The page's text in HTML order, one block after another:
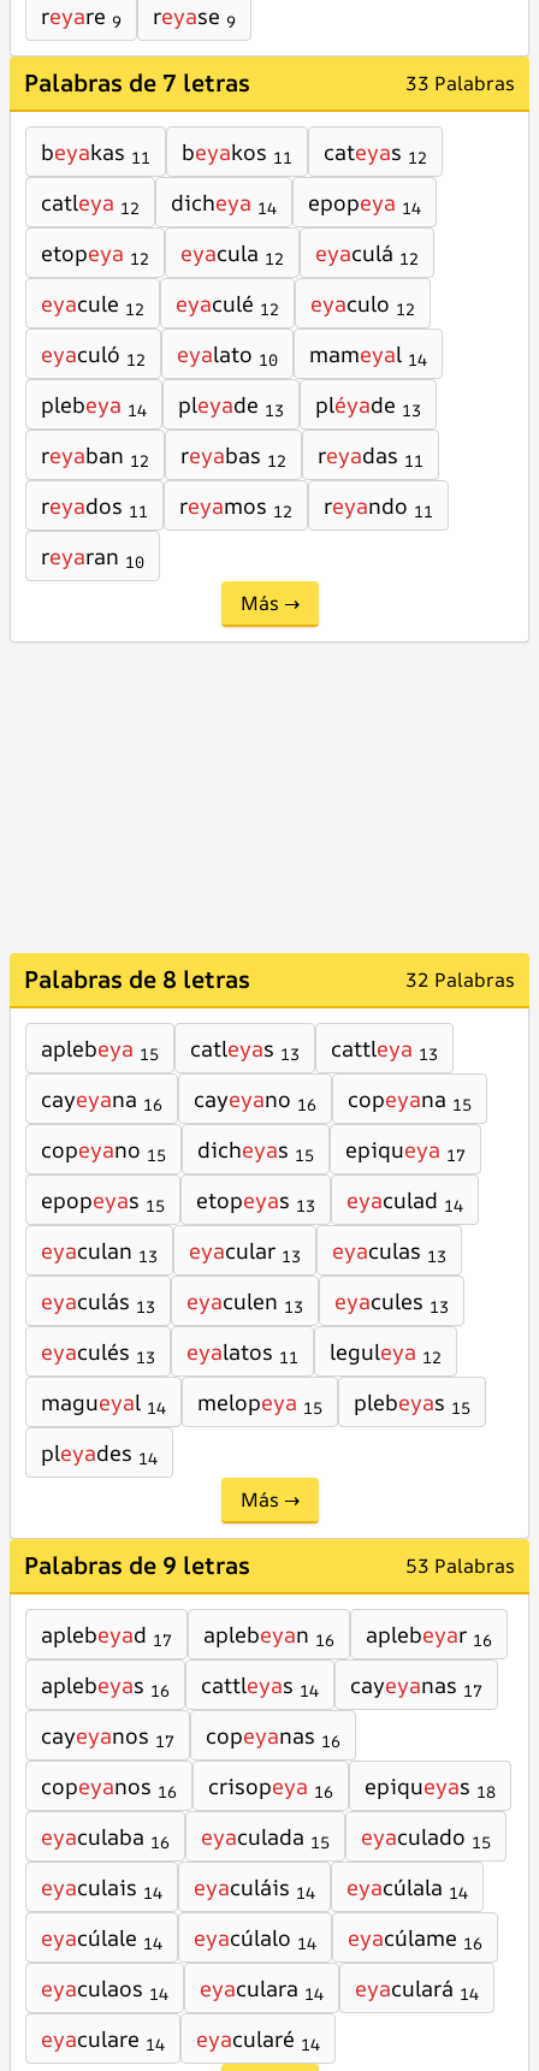
reyare 9 reyase 9
Palabras de 7 letras 33 Palabras
beyakas 11 beyakos 11 cateyas 12
catleya 12 dicheya 14 epopeya 14
etopeya 12 eyacula 12 eyaculá 12
eyacule 12 eyaculé 12 eyaculo 12
eyaculó 12 eyalato 10 mameyal 14
plebeya 14 pleyade 13 pléyade 13
reyaban 12 reyabas 12 reyadas 11
reyados 11 reyamos 12 reyando 11
reyaran 10
Más →
Palabras de 8 letras 32 Palabras
aplebeya 15 catleyas 13 cattleya 13
cayeyana 16 cayeyano 16 copeyana 15
copeyano 15 dicheyas 15 epiqueya 17
epopeyas 15 etopeyas 13 eyaculad 14
eyaculan 13 eyacular 13 eyaculas 13
eyaculás 13 eyaculen 13 eyacules 13
eyaculés 13 eyalatos 11 leguleya 12
magueyal 14 melopeya 15 plebeyas 15
pleyades 14
Más →
Palabras de 9 letras 53 Palabras
aplebeyad 17 aplebeyan 16 aplebeyar 16
aplebeyas 16 cattleyas 14 cayeyanas 17
cayeyanos 17 copeyanas 16
copeyanos 16 crisopeya 16 epiqueyas 18
eyaculaba 16 eyaculada 15 eyaculado 15
eyaculais 14 eyaculáis 14 eyacúlala 14
eyacúlale 14 eyacúlalo 14 eyacúlame 16
eyaculaos 14 eyaculara 14 eyaculará 14
eyaculare 14 eyacularé 14